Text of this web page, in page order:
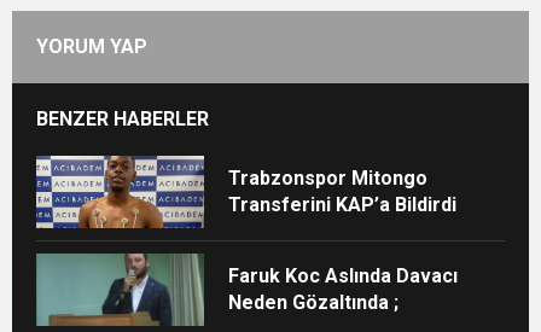
YORUM YAP
BENZER HABERLER
Trabzonspor Mitongo
Transferini KAP’a Bildirdi
Faruk Koc Aslında Davacı
Neden Gözaltında ;